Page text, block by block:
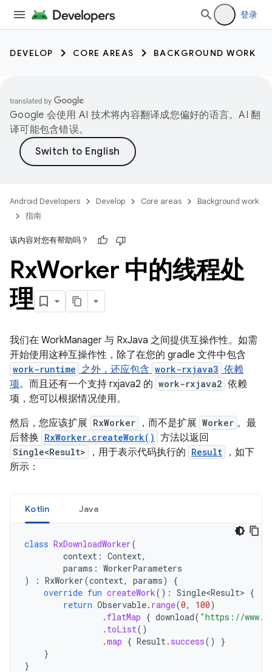
登录
DEVELOP CORE AREAS BACKGROUND WORK
Google 会使用 AI 技术将内容翻译成您偏好的语言。AI 翻
译可能包含错误。
Android Developers Develop Core areas
Background work
指南
该内容对您有帮助吗？
RxWorker 中的线程处
理
我们在 WorkManager 与 RxJava 之间提供互操作性。如需
开始使用这种互操作性，除了在您的 gradle 文件中包含
work-runtime 之外，还应包含 work-rxjava3 依赖
项。而且还有一个支持 rxjava2 的 work-rxjava2 依赖
项，您可以根据情况使用。
然后，您应该扩展 RxWorker ，而不是扩展 Worker 。最
后替换 RxWorker.createWork() 方法以返回
Single<Result> ，用于表示代码执行的 Result
，如下
所示：
Kotlin Java
class RxDownloadWorker(
context : Context,
params : WorkerParameters
)
: RxWorker(context, params)
{
override fun createWork(): Single<Result> {
return Observable. range(0, 100)
. flatMap { download( "https://
. toList()
.map { Result. success()
}
}
}